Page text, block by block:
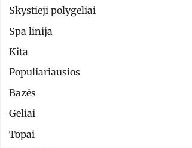
Skystieji polygeliai
Spa linija
Kita
Populiariausios
Bazės
Geliai
Topai